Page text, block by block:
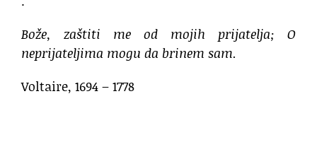
Bože, zaštiti me od mojih prijatelja; O
neprijateljima mogu da brinem sam.
Voltaire, 1694 – 1778